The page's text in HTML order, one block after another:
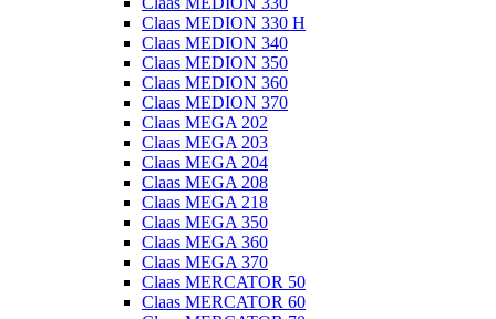
Claas MEDION 330 H
Claas MEDION 340
Claas MEDION 350
Claas MEDION 360
Claas MEDION 370
Claas MEGA 202
Claas MEGA 203
Claas MEGA 204
Claas MEGA 208
Claas MEGA 218
Claas MEGA 350
Claas MEGA 360
Claas MEGA 370
Claas MERCATOR 50
Claas MERCATOR 60